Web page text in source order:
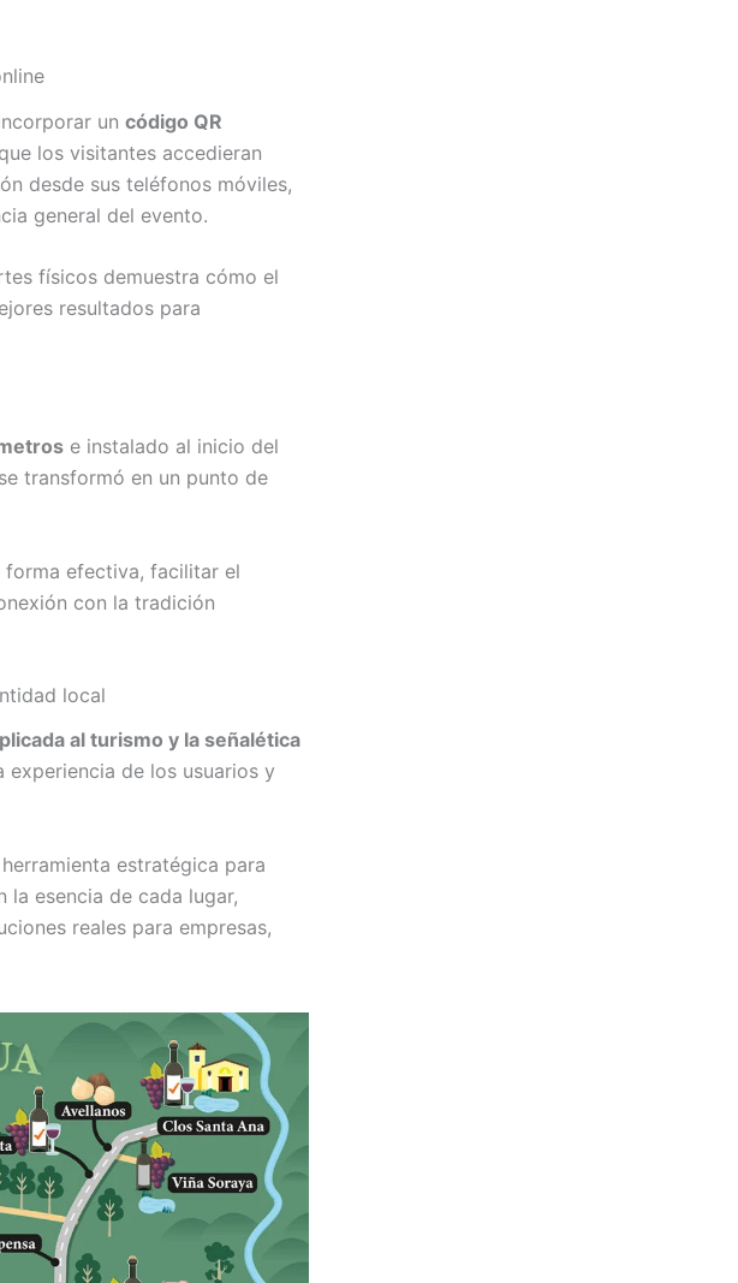
un código QR
los visitantes accedieran
desde sus teléfonos móviles,
general del evento.
físicos demuestra cómo el
resultados para
e instalado al inicio del
transformó en un punto de
efectiva, facilitar el
con la tradición
local
al turismo y la señalética
experiencia de los usuarios y
estratégica para
la esencia de cada lugar,
reales para empresas,